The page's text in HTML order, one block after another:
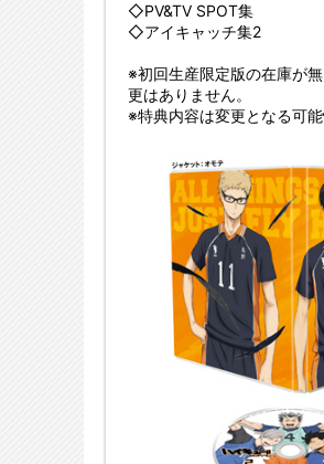
◇PV&TV SPOT集
◇アイキャッチ集2
※初回生産限定版の在庫が
更はありません。
※特典内容は変更となる可能